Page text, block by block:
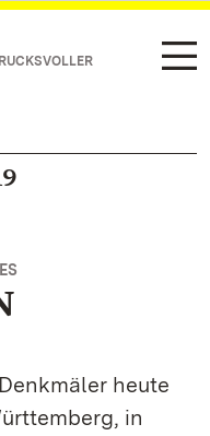
heute
in